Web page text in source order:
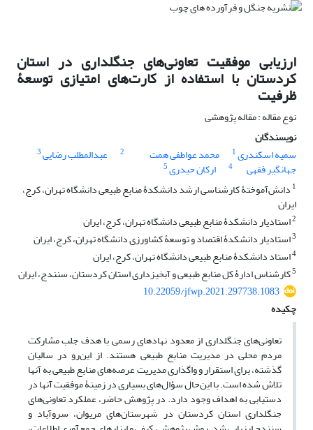
ارزیابی موفقیت تعاونی‌های جنگلداری در استان
کردستان با استفاده از کارت‌های امتیازی توسعۀ
ظرفیت
نوع مقاله : مقاله پژوهشی
نویسندگان
سمیه اسکندری1 محمد عواطفی همت 2 عبدالمطلب رضایی3
جهانگیر فقهی 4 ارکان حیدری5
1 دانش‌آموختۀ کارشناسی ارشد دانشکدۀ منابع طبیعی دانشگاه تهران، کرج،
ایران
2استادیار دانشکدۀ منابع طبیعی دانشگاه تهران، کرج، ایران
3استادیار دانشکدۀ اقتصاد و توسعۀ کشاورزی دانشگاه تهران، کرج، ایران
4استاد دانشکدۀ منابع طبیعی دانشگاه تهران، کرج، ایران
5کارشناس ادارۀ کل منابع طبیعی و آبخیزداری استان کردستان، سنندج، ایران
10.22059/jfwp.2021.297738.1083
چکیده
تعاونی‌های جنگلداری از معدود نهادهای رسمی با هدف جلب مشارکت
مردم محلی در مدیریت منابع طبیعی هستند. از این‌رو در سالیان
گذشته، برای استقرار و واگذاری مدیریت عرصه‌های منابع طبیعی به آنها
تلاش شده است. با این‌حال سؤال‌های بسیاری در زمینۀ موفقیت آنها در
دستیابی به اهداف وجود دارد. در پژوهش حاضر، عملکرد تعاونی‌های
جنگلداری استان کردستان در شهرستان‌های مریوان، سروآباد و